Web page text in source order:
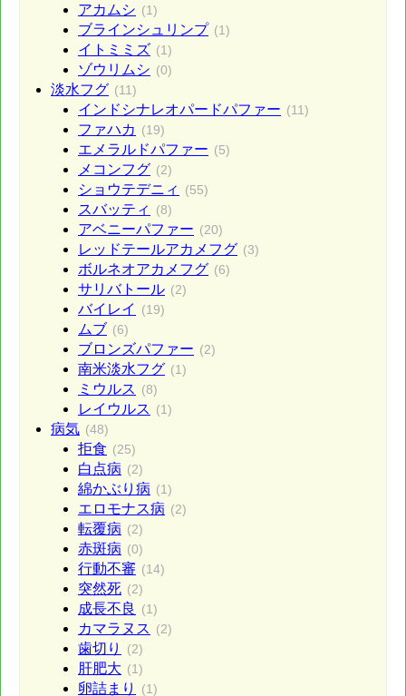
アカムシ (1)
ブラインシュリンプ (1)
イトミミズ (1)
ゾウリムシ (0)
淡水フグ (11)
インドシナレオパードパファー (11)
ファハカ (19)
エメラルドパファー (5)
メコンフグ (2)
ショウテデニィ (55)
スバッティ (8)
アベニーパファー (20)
レッドテールアカメフグ (3)
ボルネオアカメフグ (6)
サリバトール (2)
バイレイ (19)
ムブ (6)
ブロンズパファー (2)
南米淡水フグ (1)
ミウルス (8)
レイウルス (1)
病気 (48)
拒食 (25)
白点病 (2)
綿かぶり病 (1)
エロモナス病 (2)
転覆病 (2)
赤斑病 (0)
行動不審 (14)
突然死 (2)
成長不良 (1)
カマラヌス (2)
歯切り (2)
肝肥大 (1)
卵詰まり (1)